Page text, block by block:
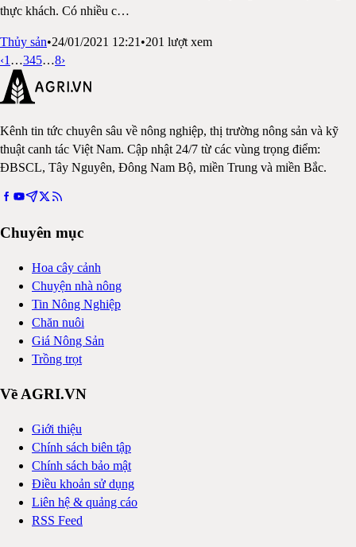
thực khách. Có nhiều c…
Thủy sản•24/01/2021 12:21 •201 lượt xem
‹1 …345…8›
Kênh tin tức chuyên sâu về nông nghiệp, thị trường nông sản và kỹ
thuật canh tác Việt Nam. Cập nhật 24/7 từ các vùng trọng điểm:
ĐBSCL, Tây Nguyên, Đông Nam Bộ, miền Trung và miền Bắc.
Chuyên mục
Hoa cây cảnh
Chuyện nhà nông
Tin Nông Nghiệp
Chăn nuôi
Giá Nông Sản
Trồng trọt
Về AGRI.VN
Giới thiệu
Chính sách biên tập
Chính sách bảo mật
Điều khoản sử dụng
Liên hệ & quảng cáo
RSS Feed